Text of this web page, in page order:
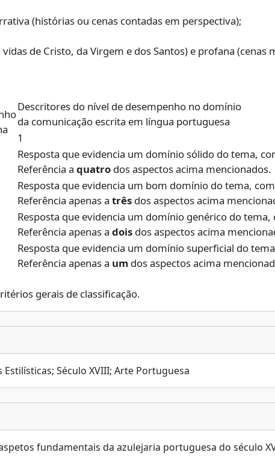
(histórias ou cenas contadas em perspectiva);
de Cristo, da Virgem e dos Santos) e profana
Descritores do nível de desempenho no domínio
da comunicação escrita em língua portuguesa
1
Resposta que evidencia um domínio sólido do tema,
Referência a quatro dos aspectos acima mencionados.
Resposta que evidencia um bom domínio do tema,
Referência apenas a três dos aspectos acima
Resposta que evidencia um domínio genérico do
Referência apenas a dois dos aspectos acima
Resposta que evidencia um domínio superficial do
Referência apenas a um dos aspectos acima
gerais de classificação.
Século XVIII; Arte Portuguesa
fundamentais da azulejaria portuguesa do século